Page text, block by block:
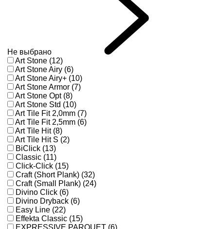
Не выбрано
Art Stone (12)
Art Stone Airy (6)
Art Stone Airy+ (10)
Art Stone Armor (7)
Art Stone Opt (8)
Art Stone Std (10)
Art Tile Fit 2,0mm (7)
Art Tile Fit 2,5mm (6)
Art Tile Hit (8)
Art Tile Hit S (2)
BiClick (13)
Classic (11)
Click-Click (15)
Craft (Short Plank) (32)
Craft (Small Plank) (24)
Divino Click (6)
Divino Dryback (6)
Easy Line (22)
Effekta Classic (15)
EXPRESSIVE PARQUET (6)